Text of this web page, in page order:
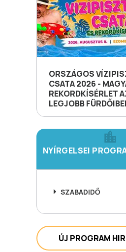
ORSZÁGOS
CSATA 2026 -
REKORDKÍSÉRLET
LEGJOBB
NYÍRGELSEI
SZABADIDŐ
ÚJ PROGRAM